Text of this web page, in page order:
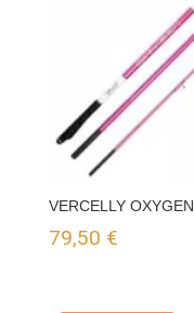
VERCELLY
79,50 €